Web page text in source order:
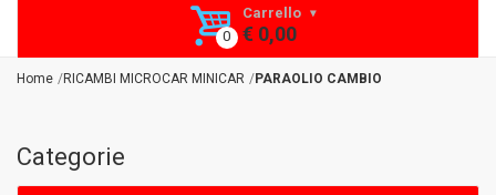
Carrello
€ 0,00
Home RICAMBI MICROCAR MINICAR PARAOLIO CAMBIO
Categorie